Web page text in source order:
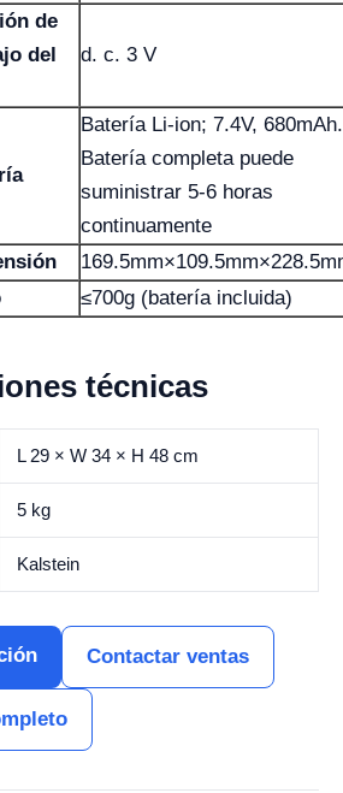
de
del
d. c. 3 V
Batería Li-ion; 7.4V, 680mAh.
Batería completa puede
suministrar 5-6 horas
continuamente
≤700g (batería incluida)
técnicas
L 29 × W 34 × H 48 cm
5 kg
Kalstein
Contactar ventas